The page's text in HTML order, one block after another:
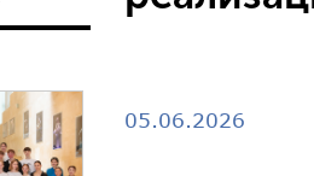
05.06.2026